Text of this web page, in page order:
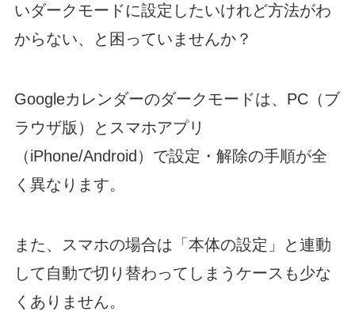
いダークモードに設定したいけれど方法がわ
からない、と困っていませんか？
Googleカレンダーのダークモードは、PC（ブ
ラウザ版）とスマホアプリ
（iPhone/Android）で設定・解除の手順が全
く異なります。
また、スマホの場合は「本体の設定」と連動
して自動で切り替わってしまうケースも少な
くありません。